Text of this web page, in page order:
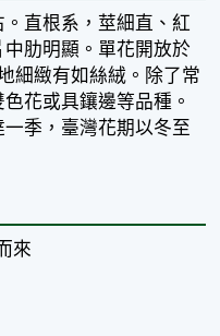
直根系，莖細直、紅
肋明顯。單花開放於
細緻有如絲絨。除了常
花或具鑲邊等品種。
季，臺灣花期以冬至
來